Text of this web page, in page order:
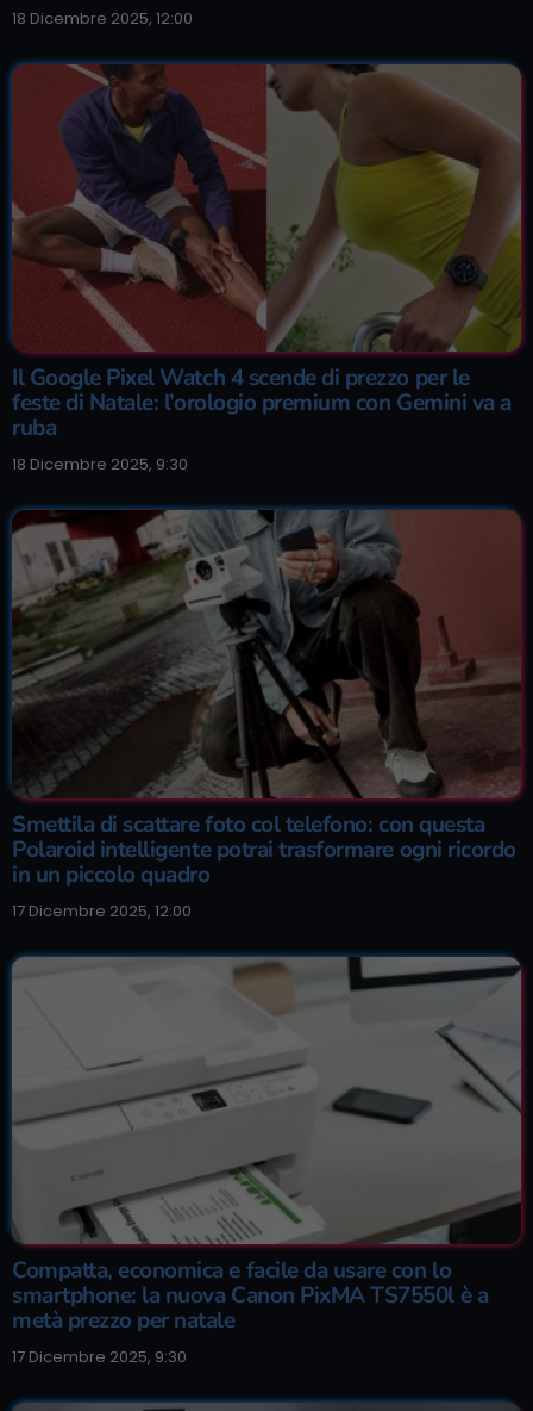
18 Dicembre 2025, 12:00
Il Google Pixel Watch 4 scende di prezzo per le
feste di Natale: l’orologio premium con Gemini va a
ruba
18 Dicembre 2025, 9:30
Smettila di scattare foto col telefono: con questa
Polaroid intelligente potrai trasformare ogni ricordo
in un piccolo quadro
17 Dicembre 2025, 12:00
Compatta, economica e facile da usare con lo
smartphone: la nuova Canon PixMA TS7550l è a
metà prezzo per natale
17 Dicembre 2025, 9:30